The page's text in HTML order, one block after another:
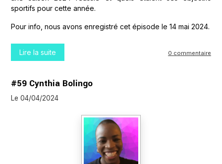
sportifs pour cette année.
Pour info, nous avons enregistré cet épisode le 14 mai 2024.
Lire la suite 0 commentaire
#59 Cynthia Bolingo
Le 04/04/2024